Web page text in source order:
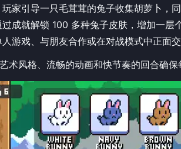
玩家引导一只毛茸茸的兔子收集胡萝卜，
成就解锁 100 多种兔子皮肤，增加一层个
人游戏、与朋友合作或在对战模式中正面交
术风格、流畅的动画和快节奏的回合确保